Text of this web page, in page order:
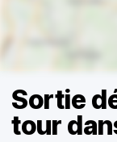
Sortie
tour